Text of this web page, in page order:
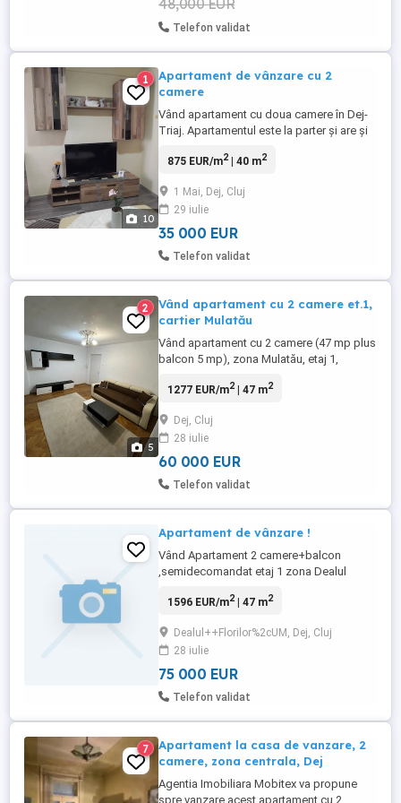
48,000 EUR
Telefon validat
10
1
Apartament de vânzare cu 2
camere
Vând apartament cu doua camere în Dej-
Triaj. Apartamentul este la parter și are și
din doua camere,bucătărie,baie si hol.
cu electrocasnice.
875 EUR/m2| 40 m2
1 Mai, Dej, Cluj
29 iulie
35 000 EUR
Telefon validat
5
2
Vând apartament cu 2 camere et.1,
cartier Mulatău
Vând apartament cu 2 camere (47 mp plus
balcon 5 mp), zona Mulatău, etaj 1,
dormitor, baie,hol și balcon. Centrală
În prezent este închiriat.
1277 EUR/m2| 47 m2
Dej, Cluj
28 iulie
60 000 EUR
Telefon validat
Apartament de vânzare !
Vând Apartament 2 camere+balcon
,semidecomandat etaj 1 zona Dealul
dispune de 1 dormitor ,1 living (cu ieșire
electrică noua! Mobilat și utilat! Pentru mai
multe detalii și poze vă aștept în privat pe
Whatssap sau la tel: ...
1596 EUR/m2| 47 m2
Dealul++Florilor%2cUM, Dej, Cluj
28 iulie
75 000 EUR
Telefon validat
7
Apartament la casa de vanzare, 2
camere, zona centrala, Dej
Agentia Imobiliara Mobitex va propune
spre vanzare acest apartament cu 2